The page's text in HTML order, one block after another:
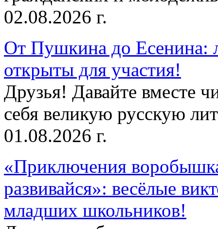
02.08.2026 г.
От Пушкина до Есенина:
открыты для участия!
Друзья! Давайте вместе
себя великую русскую
01.08.2026 г.
«Приключения
развивайся»: весёлые
младших школьников!